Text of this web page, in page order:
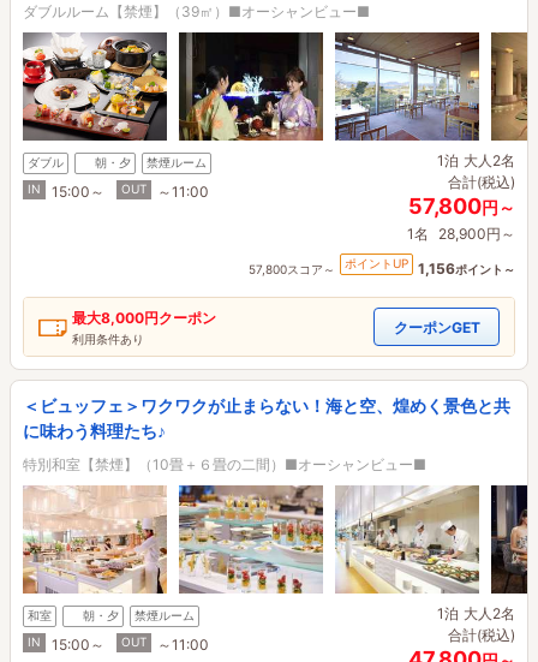
ダブルルーム【禁煙】（39㎡）■オーシャンビュー■
ダブル 朝・夕
禁煙ルーム
IN
15:00～ OUT ～11:00
1泊 大人2名
合計(税込)
57,800円～
1名 28,900円～
57,800スコア～ ポイントUP 1,156ポイント～
最大8,000円クーポン
利用条件あり
クーポンGET
＜ビュッフェ＞ワクワクが止まらない！海と空、煌めく景色と共
に味わう料理たち♪
特別和室【禁煙】（10畳＋６畳の二間）■オーシャンビュー■
和室 朝・夕
禁煙ルーム
IN
15:00～ OUT ～11:00
1泊 大人2名
合計(税込)